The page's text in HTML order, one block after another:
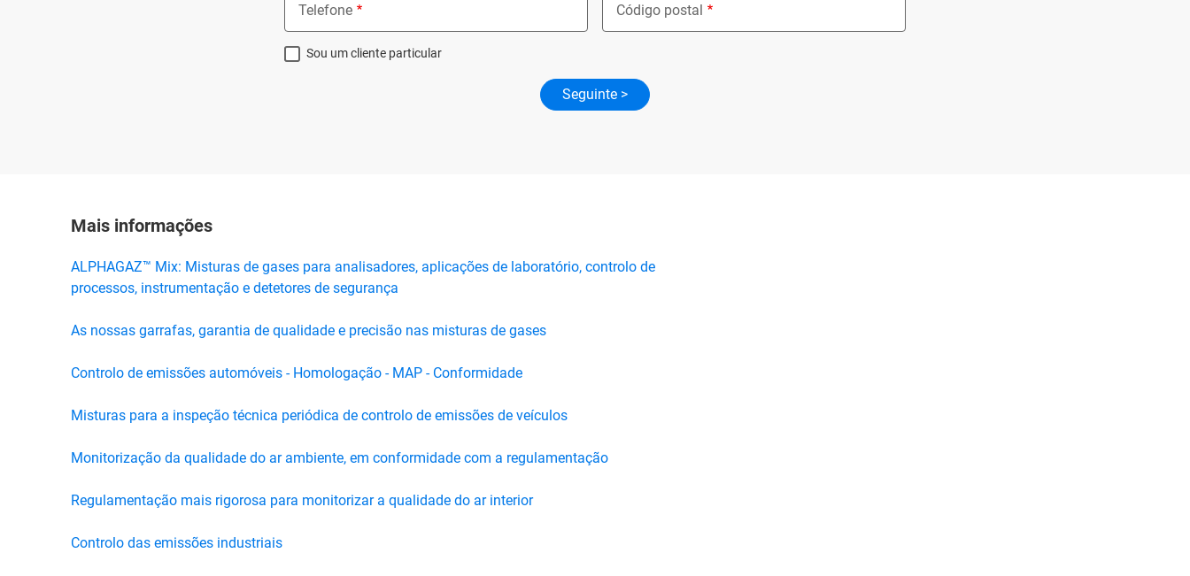
Telefone Código postal
Sou um cliente particular
Mais informações
ALPHAGAZ™ Mix: Misturas de gases para analisadores, aplicações de laboratório, controlo de
processos, instrumentação e detetores de segurança
As nossas garrafas, garantia de qualidade e precisão nas misturas de gases
Controlo de emissões automóveis - Homologação - MAP - Conformidade
Misturas para a inspeção técnica periódica de controlo de emissões de veículos
Monitorização da qualidade do ar ambiente, em conformidade com a regulamentação
Regulamentação mais rigorosa para monitorizar a qualidade do ar interior
Controlo das emissões industriais